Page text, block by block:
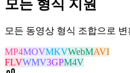
모든 형식 지원
모든 동영상 형식 조합으로
MP4MOVMKVWebMAVI
FLVWMV3GPM4V